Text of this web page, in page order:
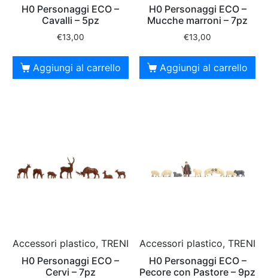
H0 Personaggi ECO –
Cavalli – 5pz
€13,00
Aggiungi al carrello
H0 Personaggi ECO –
Mucche marroni – 7pz
€13,00
Aggiungi al carrello
Accessori plastico, TRENI
H0 Personaggi ECO –
Cervi – 7pz
Accessori plastico, TRENI
H0 Personaggi ECO –
Pecore con Pastore – 9pz